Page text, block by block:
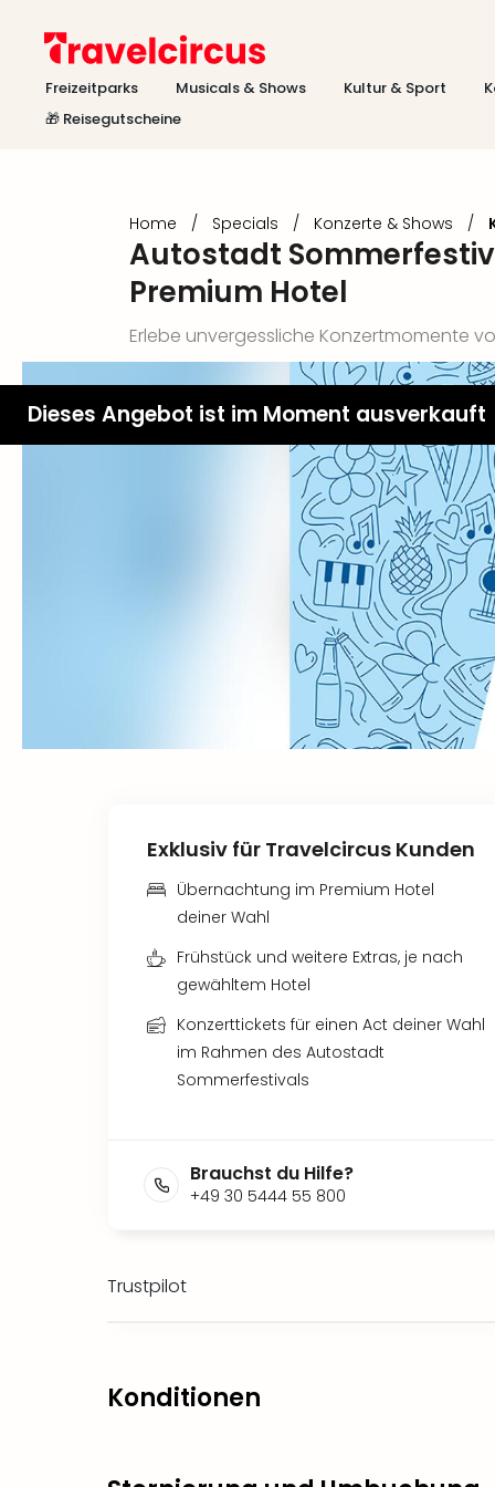
Freizeitparks Musicals & Shows Kultur & Sport
🎁 Reisegutscheine
Home / Specials / Konzerte & Shows /
Autostadt
Premium Hotel
Erlebe unvergessliche Konzertmomente
Dieses Angebot ist im Moment ausverkauft
Exklusiv für Travelcircus Kunden
Übernachtung im Premium Hotel
deiner Wahl
Frühstück und weitere Extras, je nach
gewähltem Hotel
Konzerttickets für einen Act deiner Wahl
im Rahmen des Autostadt
Sommerfestivals
Brauchst du Hilfe?
+49 30 5444 55 800
Trustpilot
Konditionen